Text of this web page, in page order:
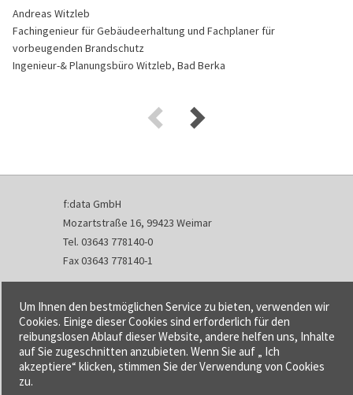
Andreas Witzleb
Fachingenieur für Gebäudeerhaltung und Fachplaner für
vorbeugenden Brandschutz
Ingenieur-& Planungsbüro Witzleb, Bad Berka
f:data GmbH
Mozartstraße 16, 99423 Weimar
Tel. 03643 778140-0
Fax 03643 778140-1
info@fdata.de
Kontakt
Impressum
Datenschutzerklärung
Urheberrecht und Haftung
Um Ihnen den bestmöglichen Service zu bieten, verwenden wir
Cookies. Einige dieser Cookies sind erforderlich für den
reibungslosen Ablauf dieser Website, andere helfen uns, Inhalte
auf Sie zugeschnitten anzubieten. Wenn Sie auf „ Ich
akzeptiere“ klicken, stimmen Sie der Verwendung von Cookies
zu.